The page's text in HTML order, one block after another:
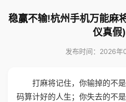
稳赢不输!杭州手机万能麻
仪真假)
发布时间：2026年
打麻将记住，你输掉的不
码算计好的人生；你失去的不